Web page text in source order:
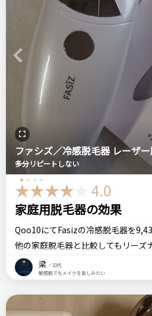
ヤーマンのものとも迷ったが、口コ
72,661円
光エステ
家庭用脱毛器
ログイン
長時間使用するなら、一度休ませ
説明書記載の頻度をしっかり守って
おすすめする人・おすすめしない人
自宅で簡単に脱毛を行いたい方・低
すめです！
比較したもの・こちらを選んだ理由
購入した当時、Qoo10でセールをし
脱毛器が8000円台で購入できると
口コミの良さから即決で購入しまし
価格
12,980円
場所
光脱毛 IPL Qoo10 サー
カミソリか を使っているとどんど
感じていました。
ですが、これは剃らないケアなので
ただ、初めて使うと使い方がうまく
ヤーマン
no!no!HAIR SMART Pro 脱毛器
リピート回数・頻度
初めて
カミソリを使わない
悪いところ（残念）
Previous
ファシズ／冷感脱毛器 レーザ
多分リピートしない
4.0
家庭用脱毛器の効果
Qoo10にてFasizの冷感脱毛器を
他の家庭脱毛器と比較してもリーズ
ことができ、それに加えQoo10の
サイトよりもとても安くで買えまし
梁 ／10代
敏感肌でもメイクを楽しみたい